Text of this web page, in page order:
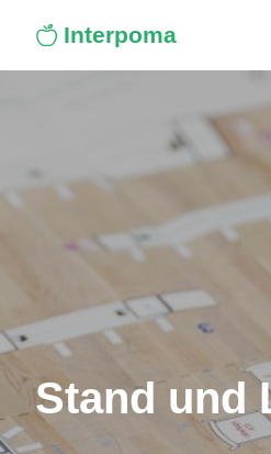
Interpoma
Stand und